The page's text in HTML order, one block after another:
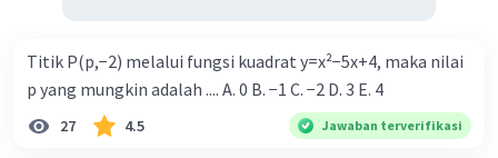
Titik P(p,−2) melalui fungsi kuadrat y=x²−5x+4, maka nilai
p yang mungkin adalah .... A. 0 B. −1 C. −2 D. 3 E. 4
27 4.5 Jawaban terverifikasi